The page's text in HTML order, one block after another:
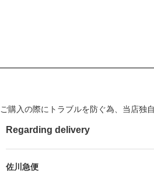
ご購入の際にトラブルを防ぐ為、当店独
Regarding delivery
佐川急便